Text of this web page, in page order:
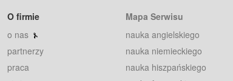
O firmie
o nas
partnerzy
praca
Mapa Serwisu
nauka angielskiego
nauka niemieckiego
nauka hiszpańskiego